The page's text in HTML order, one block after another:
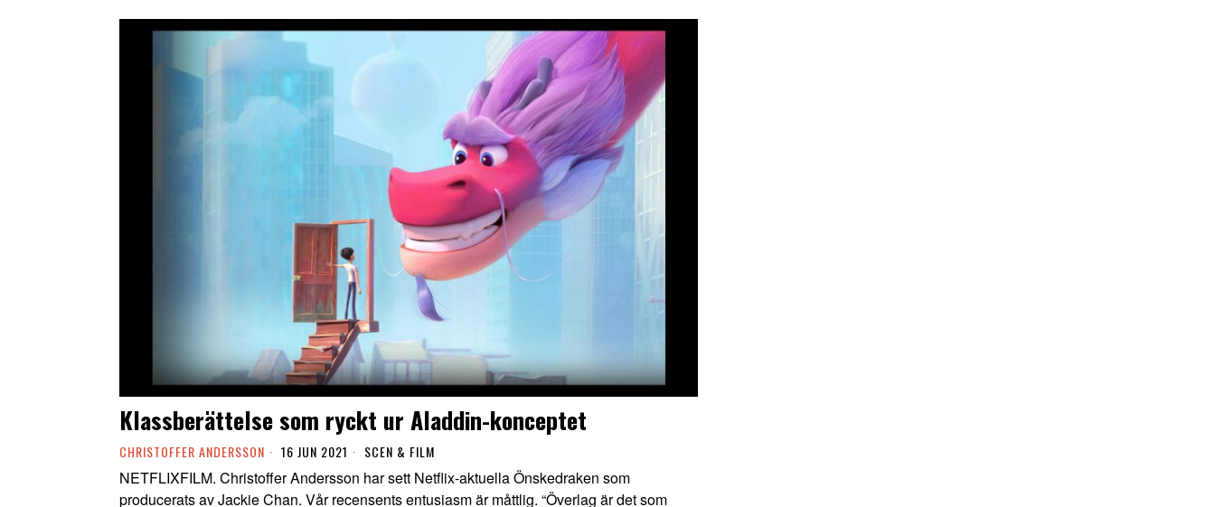
Klassberättelse som ryckt ur Aladdin-konceptet
CHRISTOFFER ANDERSSON 16 JUN 2021 SCEN & FILM
NETFLIXFILM. Christoffer Andersson har sett Netflix-aktuella Önskedraken som
producerats av Jackie Chan. Vår recensents entusiasm är måttlig. “Överlag är det som